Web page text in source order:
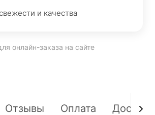
и качества
онлайн-заказа на сайте
Отзывы Оплата